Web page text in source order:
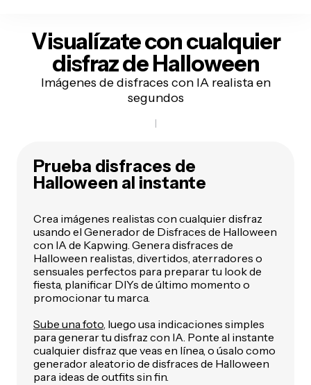
Visualízatecon cualquier
disfraz de Halloween
Imágenes de disfraces con IA realista en
segundos
Prueba disfraces de
Halloween al instante
Crea imágenes realistas con cualquier disfraz
usando el Generador de Disfraces de Halloween
con IA de Kapwing. Genera disfraces de
Halloween realistas, divertidos, aterradores o
sensuales perfectos para preparar tu look de
fiesta, planificar DIYs de último momento o
promocionar tu marca.
Sube una foto, luego usa indicaciones simples
para generar tu disfraz con IA. Ponte al instante
cualquier disfraz que veas en línea, o úsalo como
generador aleatorio de disfraces de Halloween
para ideas de outfits sin fin.